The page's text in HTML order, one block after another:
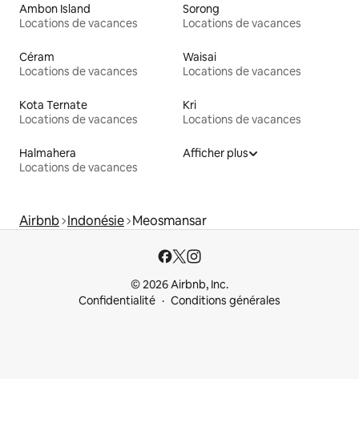
Ambon Island
Locations de vacances
Sorong
Locations de vacances
Céram
Locations de vacances
Waisai
Locations de vacances
Kota Ternate
Locations de vacances
Kri
Locations de vacances
Halmahera
Locations de vacances
Afficher plus
Airbnb Indonésie Meosmansar
© 2026 Airbnb, Inc.
Confidentialité
Conditions générales